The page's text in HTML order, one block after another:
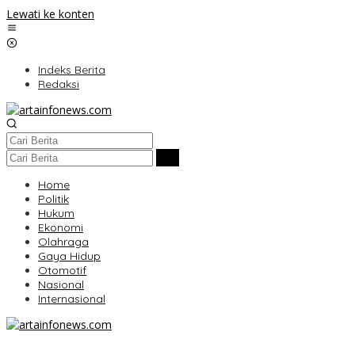
Lewati ke konten
Indeks Berita
Redaksi
Home
Politik
Hukum
Ekonomi
Olahraga
Gaya Hidup
Otomotif
Nasional
Internasional